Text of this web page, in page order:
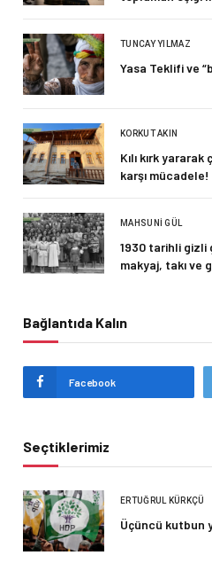
TUNCAY YILMAZ
Yasa Teklifi ve
KORKUT AKIN
Kılı kırk
karşı mücadele!
MAHSUNI GÜL
1930 tarihli gizli
makyaj, takı ve
Bağlantıda Kalın
Facebook
Seçtiklerimiz
ERTUĞRUL KÜRKÇÜ
Üçüncü kutbun